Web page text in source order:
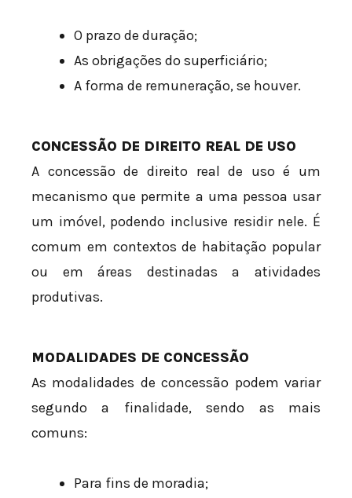
O prazo de duração;
As obrigações do superficiário;
A forma de remuneração, se houver.
CONCESSÃO DE DIREITO REAL DE USO
A concessão de direito real de uso é um
mecanismo que permite a uma pessoa usar
um imóvel, podendo inclusive residir nele. É
comum em contextos de habitação popular
ou em áreas destinadas a atividades
produtivas.
MODALIDADES DE CONCESSÃO
As modalidades de concessão podem variar
segundo a finalidade, sendo as mais
comuns:
Para fins de moradia;